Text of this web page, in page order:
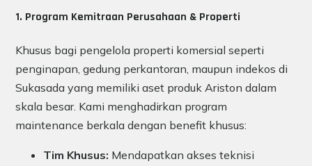
1. Program Kemitraan Perusahaan & Properti
Khusus bagi pengelola properti komersial seperti
penginapan, gedung perkantoran, maupun indekos di
Sukasada yang memiliki aset produk Ariston dalam
skala besar. Kami menghadirkan program
maintenance berkala dengan benefit khusus:
Tim Khusus: Mendapatkan akses teknisi